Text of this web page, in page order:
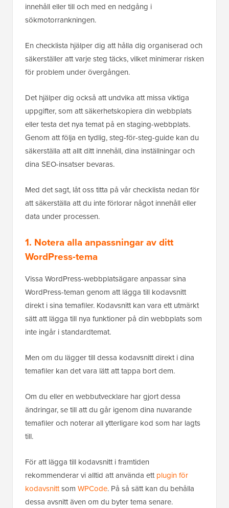
innehåll eller till och med en nedgång i
sökmotorrankningen.
En checklista hjälper dig att hålla dig organiserad och
säkerställer att varje steg täcks, vilket minimerar risken
för problem under övergången.
Det hjälper dig också att undvika att missa viktiga
uppgifter, som att säkerhetskopiera din webbplats
eller testa det nya temat på en staging-webbplats.
Genom att följa en tydlig, steg-för-steg-guide kan du
säkerställa att allt ditt innehåll, dina inställningar och
dina SEO-insatser bevaras.
Med det sagt, låt oss titta på vår checklista nedan för
att säkerställa att du inte förlorar något innehåll eller
data under processen.
1. Notera alla anpassningar av ditt
WordPress-tema
Vissa WordPress-webbplatsägare anpassar sina
WordPress-teman genom att lägga till kodavsnitt
direkt i sina temafiler. Kodavsnitt kan vara ett utmärkt
sätt att lägga till nya funktioner på din webbplats som
inte ingår i standardtemat.
Men om du lägger till dessa kodavsnitt direkt i dina
temafiler kan det vara lätt att tappa bort dem.
Om du eller en webbutvecklare har gjort dessa
ändringar, se till att du går igenom dina nuvarande
temafiler och noterar all ytterligare kod som har lagts
till.
För att lägga till kodavsnitt i framtiden
rekommenderar vi alltid att använda ettplugin för
kodavsnittsom WPCode. På så sätt kan du behålla
dessa avsnitt även om du byter tema senare.